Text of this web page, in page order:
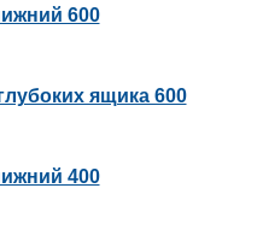
600
ящика 600
400